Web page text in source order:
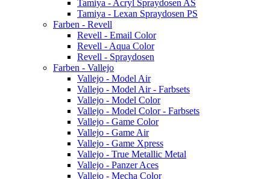
Tamiya - Acryl Spraydosen AS
Tamiya - Lexan Spraydosen PS
Farben - Revell
Revell - Email Color
Revell - Aqua Color
Revell - Spraydosen
Farben - Vallejo
Vallejo - Model Air
Vallejo - Model Air - Farbsets
Vallejo - Model Color
Vallejo - Model Color - Farbsets
Vallejo - Game Color
Vallejo - Game Air
Vallejo - Game Xpress
Vallejo - True Metallic Metal
Vallejo - Panzer Aces
Vallejo - Mecha Color